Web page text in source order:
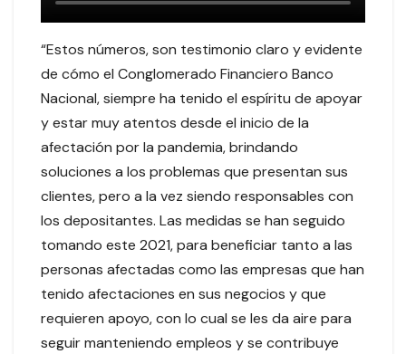
“Estos números, son testimonio claro y evidente
de cómo el Conglomerado Financiero Banco
Nacional, siempre ha tenido el espíritu de apoyar
y estar muy atentos desde el inicio de la
afectación por la pandemia, brindando
soluciones a los problemas que presentan sus
clientes, pero a la vez siendo responsables con
los depositantes. Las medidas se han seguido
tomando este 2021, para beneficiar tanto a las
personas afectadas como las empresas que han
tenido afectaciones en sus negocios y que
requieren apoyo, con lo cual se les da aire para
seguir manteniendo empleos y se contribuye